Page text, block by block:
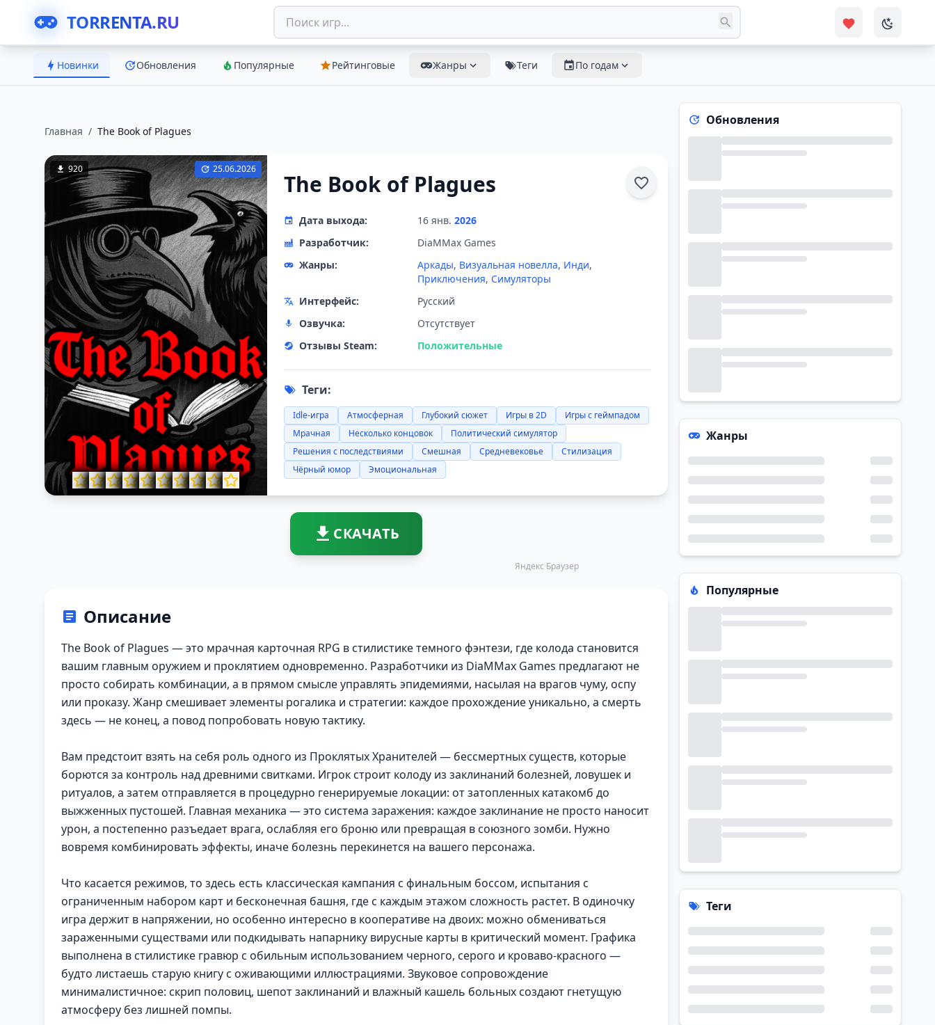
TORRENTA.RU
Новинки Обновления Популярные Рейтинговые Жанры Теги По годам
Главная / The Book of Plagues
920 25.06.2026
The Book of Plagues
Дата выхода: 16 янв. 2026
Разработчик:
DiaMMax Games
Жанры:
Аркады, Визуальная новелла, Инди,
Приключения, Симуляторы
Интерфейс:
Русский
Озвучка:
Отсутствует
Отзывы Steam:
Положительные
Теги:
Idle-игра Атмосферная Глубокий сюжет Игры в 2D
Игры с геймпадом
Мрачная
Несколько концовок
Политический симулятор
Решения с последствиями
Смешная Средневековье
Стилизация
Чёрный юмор
Эмоциональная
СКАЧАТЬ
Яндекс Браузер
Описание
The Book of Plagues — это мрачная карточная RPG в стилистике темного фэнтези, где колода становится
вашим главным оружием и проклятием одновременно. Разработчики из DiaMMax Games предлагают не
просто собирать комбинации, а в прямом смысле управлять эпидемиями, насылая на врагов чуму, оспу
или проказу. Жанр смешивает элементы рогалика и стратегии: каждое прохождение уникально, а смерть
здесь — не конец, а повод попробовать новую тактику.
Вам предстоит взять на себя роль одного из Проклятых Хранителей — бессмертных существ, которые
борются за контроль над древними свитками. Игрок строит колоду из заклинаний болезней, ловушек и
ритуалов, а затем отправляется в процедурно генерируемые локации: от затопленных катакомб до
выжженных пустошей. Главная механика — это система заражения: каждое заклинание не просто наносит
урон, а постепенно разъедает врага, ослабляя его броню или превращая в союзного зомби. Нужно
вовремя комбинировать эффекты, иначе болезнь перекинется на вашего персонажа.
Что касается режимов, то здесь есть классическая кампания с финальным боссом, испытания с
ограниченным набором карт и бесконечная башня, где с каждым этажом сложность растет. В одиночку
игра держит в напряжении, но особенно интересно в кооперативе на двоих: можно обмениваться
зараженными существами или подкидывать напарнику вирусные карты в критический момент. Графика
выполнена в стилистике гравюр с обильным использованием черного, серого и кроваво-красного —
будто листаешь старую книгу с оживающими иллюстрациями. Звуковое сопровождение
минималистичное: скрип половиц, шепот заклинаний и влажный кашель больных создают гнетущую
атмосферу без лишней помпы.
Обновления
Жанры
Популярные
Теги